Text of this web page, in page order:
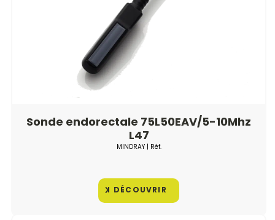
Sonde endorectale 75L50EAV/5-10Mhz
L47
MINDRAY| Réf.
DÉCOUVRIR